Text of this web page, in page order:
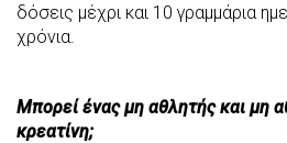
δόσεις μέχρι και 10 γραμμάρια
χρόνια.
Μπορεί ένας μη αθλητής και μη
κρεατίνη;